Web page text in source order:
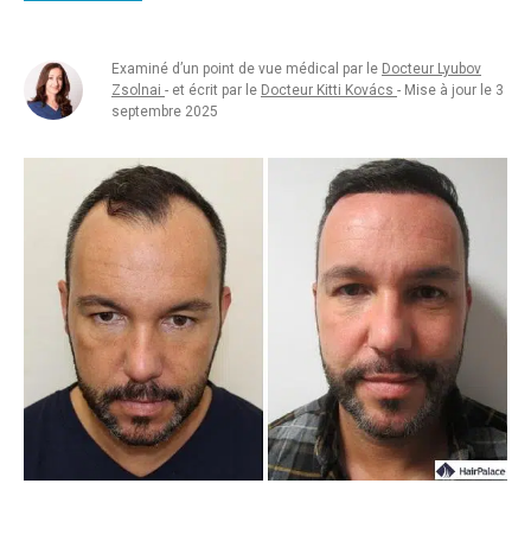
Examiné d’un point de vue médical par le Docteur Lyubov
Zsolnai - et écrit par le Docteur Kitti Kovács - Mise à jour le 3
septembre 2025